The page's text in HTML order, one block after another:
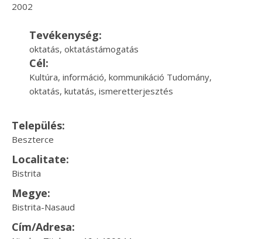
2002
Tevékenység:
oktatás, oktatástámogatás
Cél:
Kultúra, információ, kommunikáció Tudomány,
oktatás, kutatás, ismeretterjesztés
Település:
Beszterce
Localitate:
Bistrita
Megye:
Bistrita-Nasaud
Cím/Adresa: